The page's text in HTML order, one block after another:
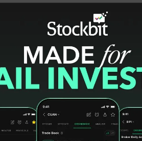
transaksi dengan donasi
transaksi tersebut selevel